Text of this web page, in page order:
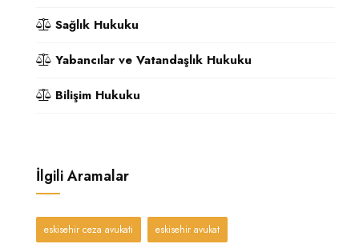
Sağlık Hukuku
Yabancılar ve Vatandaşlık Hukuku
Bilişim Hukuku
İlgili Aramalar
eskisehir ceza avukati eskisehir avukat